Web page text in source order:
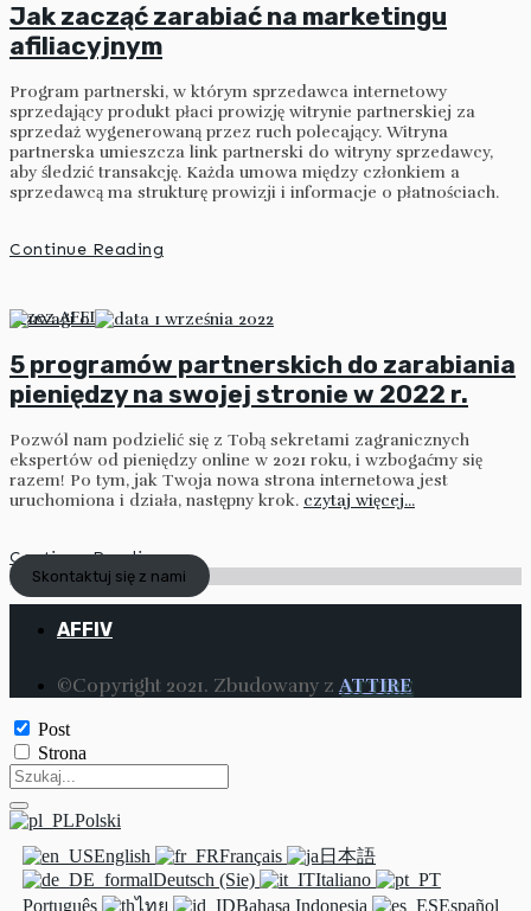
Jak zacząć zarabiać na marketingu
afiliacyjnym
Program partnerski, w którym sprzedawca internetowy
sprzedający produkt płaci prowizję witrynie partnerskiej za
sprzedaż wygenerowaną przez ruch polecający. Witryna
partnerska umieszcza link partnerski do witryny sprzedawcy,
aby śledzić transakcję. Każda umowa między członkiem a
sprzedawcą ma strukturę prowizji i informacje o płatnościach.
Continue Reading
przez AFFIV
0 1 września 2022
5 programów partnerskich do zarabiania
pieniędzy na swojej stronie w 2022 r.
Pozwól nam podzielić się z Tobą sekretami zagranicznych
ekspertów od pieniędzy online w 2021 roku, i wzbogaćmy się
razem! Po tym, jak Twoja nowa strona internetowa jest
uruchomiona i działa, następny krok. czytaj więcej...
Continue Reading
Skontaktuj się z nami
AFFIV
©Copyright 2021. Zbudowany z ATTIRE
Post
Strona
Polski
English
Français
日本語
Deutsch (Sie)
Italiano
Português
ไทย Bahasa Indonesia Español